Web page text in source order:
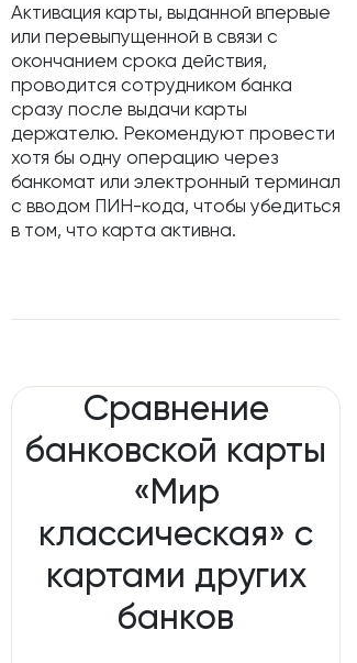
Активация карты, выданной впервые
или перевыпущенной в связи с
окончанием срока действия,
проводится сотрудником банка
сразу после выдачи карты
держателю. Рекомендуют провести
хотя бы одну операцию через
банкомат или электронный терминал
с вводом ПИН-кода, чтобы убедиться
в том, что карта активна.
Сравнение
банковской карты
«Мир
классическая» с
картами других
банков